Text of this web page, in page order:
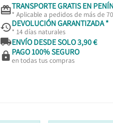
TRANSPORTE GRATIS EN
* Aplicable a pedidos de más de
DEVOLUCIÓN GARANTIZADA *
* 14 días naturales
ENVÍO DESDE SOLO 3,90 €
 PAGO 100% SEGURO
en todas tus compras